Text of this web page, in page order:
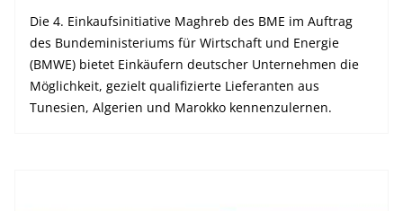
Die 4. Einkaufsinitiative Maghreb des BME im Auftrag
des Bundeministeriums für Wirtschaft und Energie
(BMWE) bietet Einkäufern deutscher Unternehmen die
Möglichkeit, gezielt qualifizierte Lieferanten aus
Tunesien, Algerien und Marokko kennenzulernen.